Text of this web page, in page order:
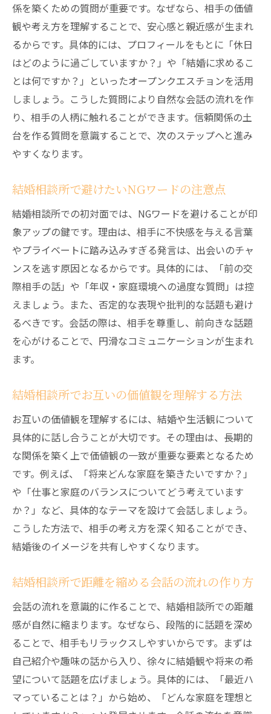
係を築くための質問が重要です。なぜなら、相手の価値
観や考え方を理解することで、安心感と親近感が生まれ
るからです。具体的には、プロフィールをもとに「休日
はどのように過ごしていますか？」や「結婚に求めるこ
とは何ですか？」といったオープンクエスチョンを活用
しましょう。こうした質問により自然な会話の流れを作
り、相手の人柄に触れることができます。信頼関係の土
台を作る質問を意識することで、次のステップへと進み
やすくなります。
結婚相談所で避けたいNGワードの注意点
結婚相談所での初対面では、NGワードを避けることが印
象アップの鍵です。理由は、相手に不快感を与える言葉
やプライベートに踏み込みすぎる発言は、出会いのチャ
ンスを逃す原因となるからです。具体的には、「前の交
際相手の話」や「年収・家庭環境への過度な質問」は控
えましょう。また、否定的な表現や批判的な話題も避け
るべきです。会話の際は、相手を尊重し、前向きな話題
を心がけることで、円滑なコミュニケーションが生まれ
ます。
結婚相談所でお互いの価値観を理解する方法
お互いの価値観を理解するには、結婚や生活観について
具体的に話し合うことが大切です。その理由は、長期的
な関係を築く上で価値観の一致が重要な要素となるため
です。例えば、「将来どんな家庭を築きたいですか？」
や「仕事と家庭のバランスについてどう考えています
か？」など、具体的なテーマを設けて会話しましょう。
こうした方法で、相手の考え方を深く知ることができ、
結婚後のイメージを共有しやすくなります。
結婚相談所で距離を縮める会話の流れの作り方
会話の流れを意識的に作ることで、結婚相談所での距離
感が自然に縮まります。なぜなら、段階的に話題を深め
ることで、相手もリラックスしやすいからです。まずは
自己紹介や趣味の話から入り、徐々に結婚観や将来の希
望について話題を広げましょう。具体的には、「最近ハ
マっていることは？」から始め、「どんな家庭を理想と